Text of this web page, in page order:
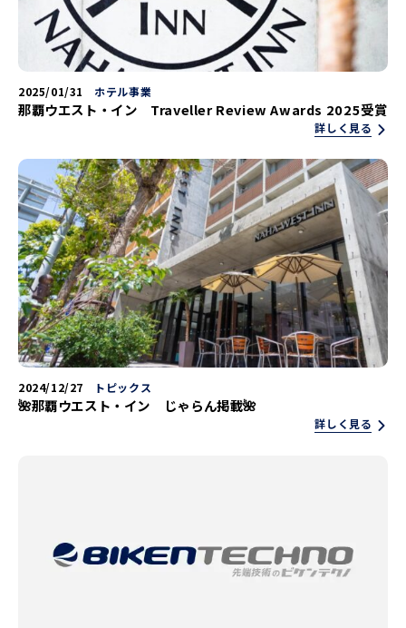
2025/01/31 ホテル事業
那覇ウエスト・イン Traveller Review Awards 2025受賞
詳しく見る
2024/12/27 トピックス
🌺那覇ウエスト・イン じゃらん掲載🌺
詳しく見る